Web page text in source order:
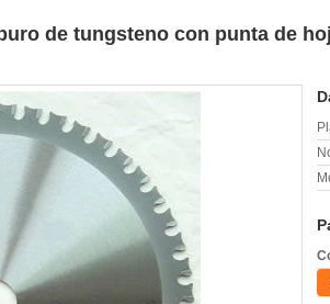
de tungsteno con punta de